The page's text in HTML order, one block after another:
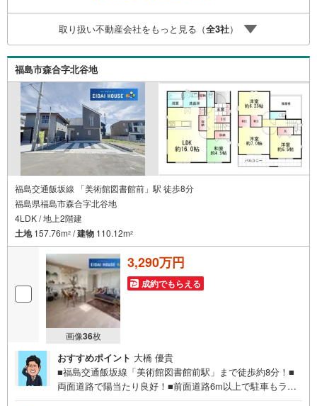
きます。各店舗ではキッズスペースも完備！お子様連れの
ご家族様で是非お越しください。営業時間:10:00～18:00
（定休日火・水曜日※店舗により変動あり）現地のご案内も
可能ですので、どうぞお気軽にお問い合わせください！
取り扱い不動産会社をもっと見る（全3社）
福島市森合字北谷地
福島交通飯坂線 「美術館図書館前」駅 徒歩8分
福島県福島市森合字北谷地
4LDK / 地上2階建
土地157.76m2 /建物 110.12m2
画像36枚
3,290万円
成約でもらえる
おすすめポイント 大橋 優貴
■福島交通飯坂線「美術館図書館前駅」まで徒歩約8分！■
両面道路で陽当たり良好！■前面道路6m以上で駐車もラク